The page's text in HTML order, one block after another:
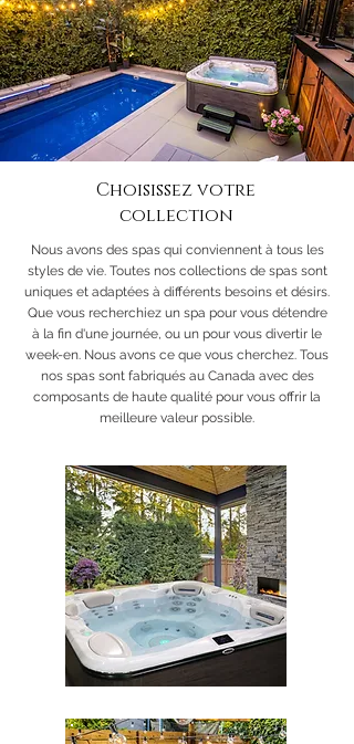
Choisissez votre
collection
Nous avons des spas qui conviennent à tous les
styles de vie. Toutes nos collections de spas sont
uniques et adaptées à différents besoins et désirs.
Que vous recherchiez un spa pour vous détendre
à la fin d'une journée, ou un pour vous divertir le
week-en. Nous avons ce que vous cherchez. Tous
nos spas sont fabriqués au Canada avec des
composants de haute qualité pour vous offrir la
meilleure valeur possible.